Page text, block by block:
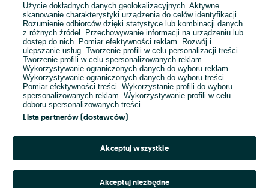
E-mail
Hasło
Użycie dokładnych danych geolokalizacyjnych. Aktywne
skanowanie charakterystyki urządzenia do celów identyfikacji.
Rozumienie odbiorców dzięki statystyce lub kombinacji danych
z różnych źródeł. Przechowywanie informacji na urządzeniu lub
dostęp do nich. Pomiar efektywności reklam. Rozwój i
ulepszanie usług. Tworzenie profili w celu personalizacji treści.
Tworzenie profili w celu spersonalizowanych reklam.
Wykorzystywanie ograniczonych danych do wyboru reklam.
Wykorzystywanie ograniczonych danych do wyboru treści.
Pomiar efektywności treści. Wykorzystanie profili do wyboru
spersonalizowanych reklam. Wykorzystywanie profili w celu
doboru spersonalizowanych treści.
Lista partnerów (dostawców)
Akceptuj wszystkie
Akceptuj niezbędne